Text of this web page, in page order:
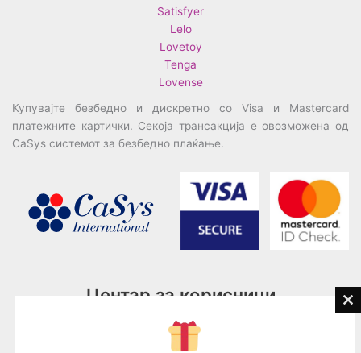
Satisfyer
Lelo
Lovetoy
Tenga
Lovense
Купувајте безбедно и дискретно со Visa и Mastercard
платежните картички. Секоја трансакција е овозможена од
CaSys системот за безбедно плаќање.
Центар за корисници
076945497; 076945498
contact@loveguru.mk